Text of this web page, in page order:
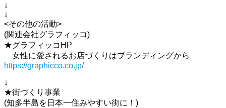
↓
↓
<その他の活動>
(関連会社グラフィッコ)
★グラフィッコHP
女性に愛されるお店づくりはブランディングから
https://graphicco.co.jp/
↓
★街づくり事業
(知多半島を日本一住みやすい街に！)